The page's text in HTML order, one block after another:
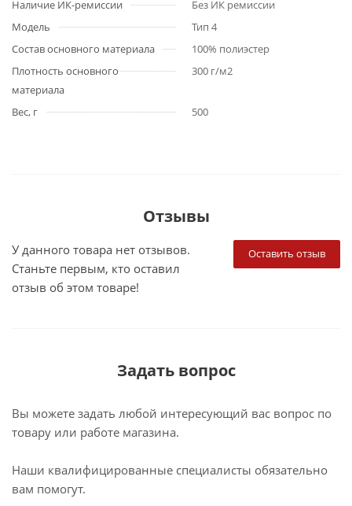
Наличие ИК-ремиссии
Без ИК ремиссии
Модель
Тип 4
Состав основного материала
100% полиэстер
Плотность основного
материала
300 г/м2
Вес, г 500
Отзывы
Оставить отзыв
У данного товара нет отзывов.
Станьте первым, кто оставил
отзыв об этом товаре!
Задать вопрос
Вы можете задать любой интересующий вас вопрос по
товару или работе магазина.
Наши квалифицированные специалисты обязательно
вам помогут.